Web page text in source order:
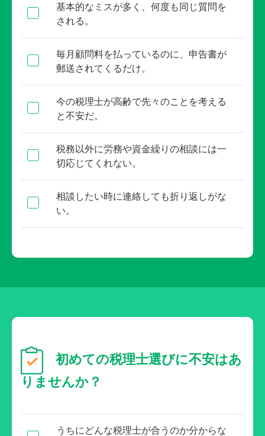
基本的なミスが多く、何度も同じ質問を
される。
毎月顧問料を払っているのに、申告書が
郵送されてくるだけ。
今の税理士が高齢で先々のことを考える
と不安だ。
税務以外に労務や資金繰りの相談には一
切応じてくれない。
相談したい時に連絡しても折り返しがな
い。
初めての税理士選びに不安はあ
りませんか？
うちにどんな税理士が合うのか分からな